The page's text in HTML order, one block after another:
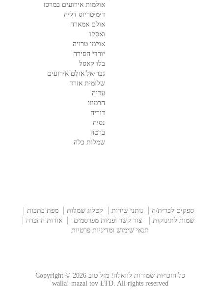
אולמות אירועים במרכז
דימיטריוס דליה
אולם אמארה
ואסקו
אולמי טרויה
יורדי הסירה
בלו קאסל
גבריאל אולם אירועים
שלומית אזרד
עדיה
הרמוזו
דוריה
נסיה
ברטה
שמלות כלה
ספקים לברית/ה נותני שירות קטלוג שמלות
מפת כתבות
שמות לתינוקות
צור קשר ופניות מפרסמים
אודות החברה
תנאי שימוש ומדיניות פרטיות
כל הזכויות שמורות לוואלה! מזל טוב Copyright © 2026
walla! mazal tov LTD. All rights reserved